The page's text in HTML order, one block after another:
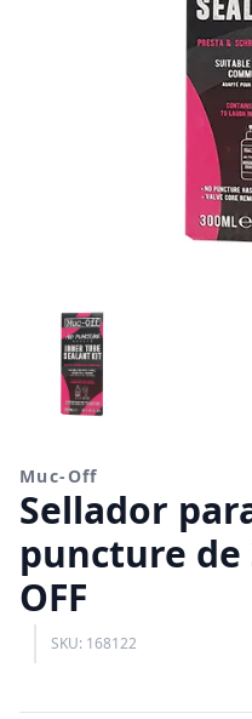
Muc-Off
Sellador
puncture de
OFF
SKU: 168122